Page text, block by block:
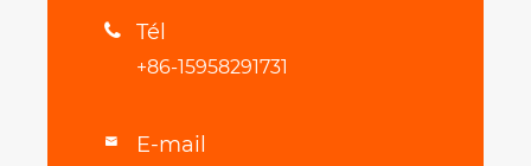
 Tél
+86-15958291731
 E-mail